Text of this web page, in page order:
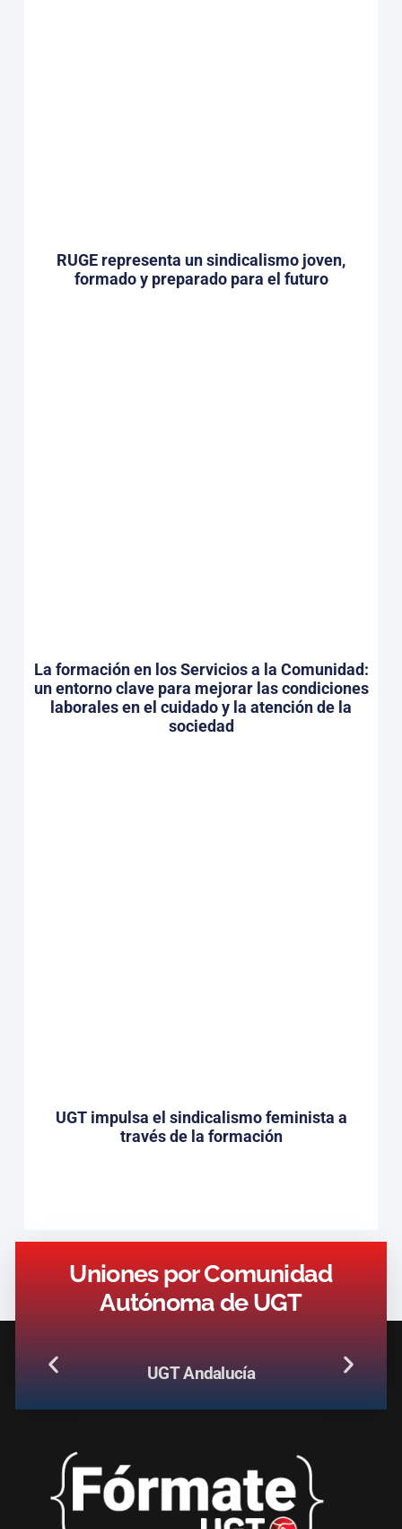
RUGE representa un sindicalismo joven,
formado y preparado para el futuro
La formación en los Servicios a la Comunidad:
un entorno clave para mejorar las condiciones
laborales en el cuidado y la atención de la
sociedad
UGT impulsa el sindicalismo feminista a
través de la formación
Uniones por Comunidad
Autónoma de UGT
UGT Andalucía